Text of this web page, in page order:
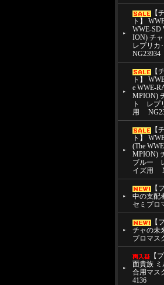
【
ト】
WWE-SD
ION) チ
レプリカ
NG23934
【
ト】
e WWE-
MPION)
ト レプ
用
【
ト】
(The
MPION)
ブルー
イズ用
【
中の支配
セミプロ
【
チャの未
プロマス
【
面貴族
合用マス
4136